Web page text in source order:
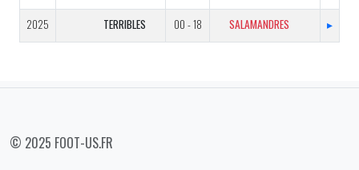
2025 TERRIBLES 00 - 18 SALAMANDRES ▸
© 2025 FOOT-US.FR